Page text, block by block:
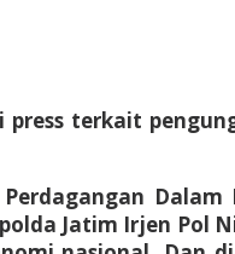
terkait
Jatim Irjen Pol